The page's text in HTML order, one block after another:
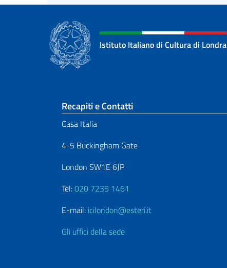
Istituto Italiano di Cultura di Londra
Sezione footer
Recapiti e Contatti
Casa Italia
4-5 Buckingham Gate
London SW1E 6JP
Tel:020 7235 1461
E-mail: icilondon@esteri.it
Gli uffici della sede